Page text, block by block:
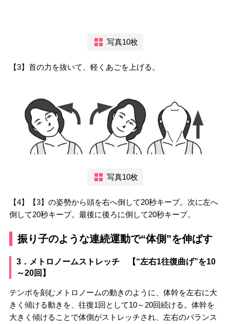
写真10枚
【3】首の力を抜いて、軽くあごを上げる。
写真10枚
【4】【3】の姿勢から頭を右へ倒して20秒キープ。次に左へ
倒して20秒キープ。最後に後ろに倒して20秒キープ。
振り子のような連続運動で“体側”を伸ばす
3．メトロノームストレッチ 【“左右1往復曲げ”を10
～20回】
テンポを刻むメトロノームの動きのように、体幹を左右に大
きく傾ける動きを、往復1回として10～20回続ける。体幹を
大きく傾けることで体側がストレッチされ、左右のバランス